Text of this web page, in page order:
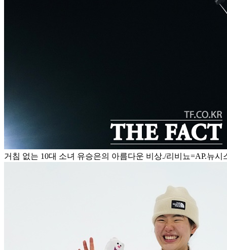
거침 없는 10대 소녀 유승은의 아름다운 비상./리비뇨=AP.뉴시